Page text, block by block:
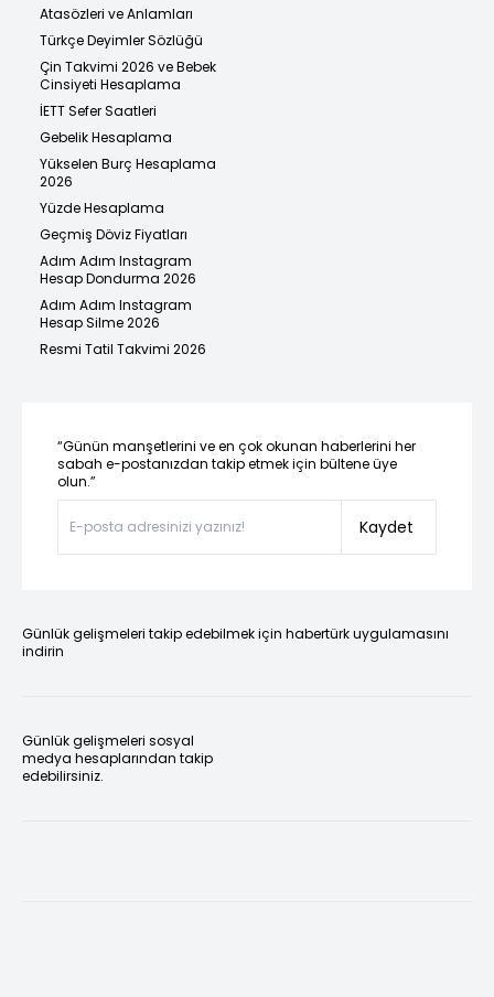
Atasözleri ve Anlamları
Türkçe Deyimler Sözlüğü
Çin Takvimi 2026 ve Bebek
Cinsiyeti Hesaplama
İETT Sefer Saatleri
Gebelik Hesaplama
Yükselen Burç Hesaplama
2026
Yüzde Hesaplama
Geçmiş Döviz Fiyatları
Adım Adım Instagram
Hesap Dondurma 2026
Adım Adım Instagram
Hesap Silme 2026
Resmi Tatil Takvimi 2026
“Günün manşetlerini ve en çok okunan haberlerini her
sabah e-postanızdan takip etmek için bültene üye
olun.”
Kaydet
Günlük gelişmeleri takip edebilmek için habertürk uygulamasını
indirin
Günlük gelişmeleri sosyal
medya hesaplarından takip
edebilirsiniz.